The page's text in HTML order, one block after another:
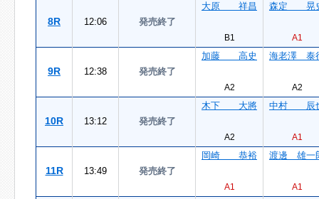
8R 12:06 発売終了
大原 祥昌
B1
森定 晃
A1
9R 12:38 発売終了
加藤 高史
A2
海老澤 泰
A2
10R 13:12 発売終了
木下 大將
A2
中村 辰
A1
11R 13:49 発売終了
岡崎 恭裕
A1
渡邊 雄一
A1